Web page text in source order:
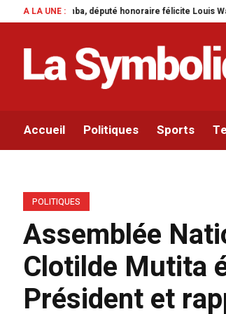
A LA UNE :
félicite Louis Watum pour sa mise en œuvre de
Accueil Politiques Sports
POLITIQUES
Assemblée
Clotilde Mutita
Président et